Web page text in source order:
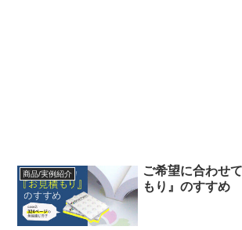
商品/実例紹介
ご希望に合わせ
もり』のすすめ